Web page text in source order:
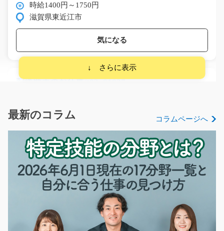
時給1400円～1750円
滋賀県東近江市
気になる
配送助手のお仕事/t03_01027
中高年の方も応援♪ 社員さんの補助をしていただきま
長期（3ヶ月以上）
時給1000円
熊本県熊本市南区
気になる
一般事務のお仕事です！/y04_00549
最新のコラム コラムページへ